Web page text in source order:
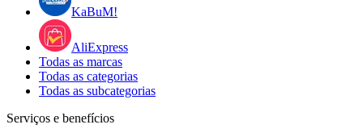
KaBuM!
AliExpress
Todas as marcas
Todas as categorias
Todas as subcategorias
Serviços e benefícios